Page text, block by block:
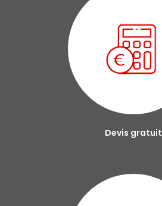
Devis gratuit